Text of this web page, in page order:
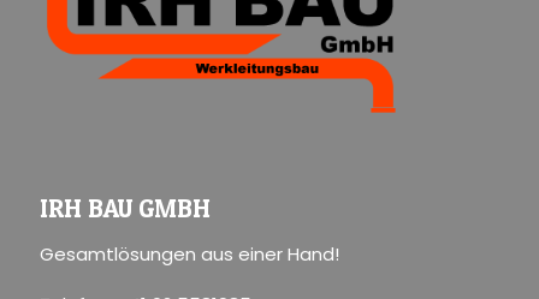
IRH BAU GMBH
Gesamtlösungen aus einer Hand!